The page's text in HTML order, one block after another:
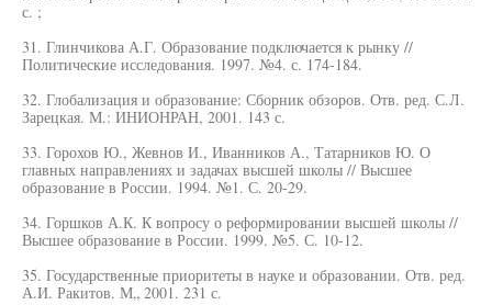
с. ;
31. Глинчикова А.Г. Образование подключается к рынку //
Политические исследования. 1997. №4. с. 174-184.
32. Глобализация и образование: Сборник обзоров. Отв. ред. С.Л.
Зарецкая. М.: ИНИОНРАН, 2001. 143 с.
33. Горохов Ю., Жевнов И., Иванников А., Татарников Ю. О
главных направлениях и задачах высшей школы // Высшее
образование в России. 1994. №1. С. 20-29.
34. Горшков А.К. К вопросу о реформировании высшей школы //
Высшее образование в России. 1999. №5. С. 10-12.
35. Государственные приоритеты в науке и образовании. Отв. ред.
А.И. Ракитов. М„ 2001. 231 с.